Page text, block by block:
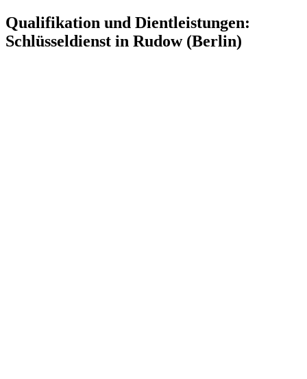
Qualifikation und Dientleistungen:
Schlüsseldienst in Rudow (Berlin)